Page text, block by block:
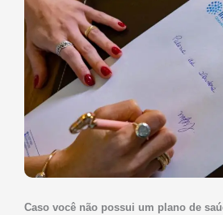
Caso você não possui um plano de